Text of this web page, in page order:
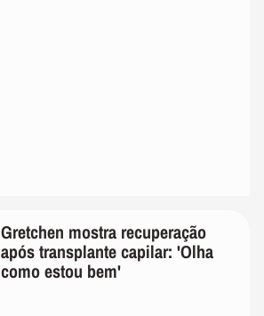
Gretchen mostra recuperação
após transplante capilar: 'Olha
como estou bem'